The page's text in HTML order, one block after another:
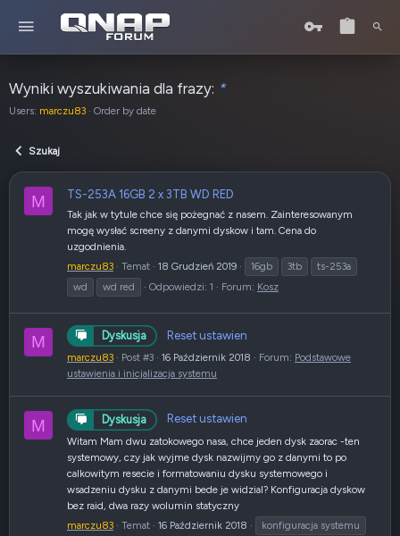
Wyniki wyszukiwania dla frazy: *
Users: marczu83 Order by date
Szukaj
M TS-253A 16GB 2 x 3TB WD RED
Tak jak w tytule chce się pożegnać z nasem. Zainteresowanym
mogę wysłać screeny z danymi dyskow i tam. Cena do
uzgodnienia.
marczu83
Temat 18 Grudzień 2019 16gb 3tb
ts-253a
wd
wd red Odpowiedzi: 1 Forum: Kosz
M Dyskusja Reset ustawien
marczu83 Post #3 16 Październik 2018 Forum: Podstawowe
ustawienia i inicjalizacja systemu
M Dyskusja Reset ustawien
Witam Mam dwu zatokowego nasa, chce jeden dysk zaorac -ten
systemowy, czy jak wyjme dysk nazwijmy go z danymi to po
calkowitym resecie i formatowaniu dysku systemowego i
wsadzeniu dysku z danymi bede je widzial? Konfiguracja dyskow
bez raid, dwa razy wolumin statyczny
marczu83
Temat 16 Październik 2018
konfiguracja systemu